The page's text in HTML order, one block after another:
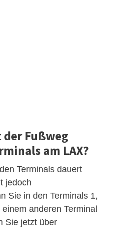
Fußweg
am LAX?
Terminals dauert
jedoch
Sie in den Terminals 1,
anderen Terminal
Sie jetzt über